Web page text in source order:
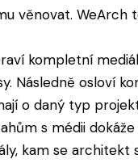
věnovat. WeArch
kompletní
Následně osloví
o daný typ
s médii
kam se architekt